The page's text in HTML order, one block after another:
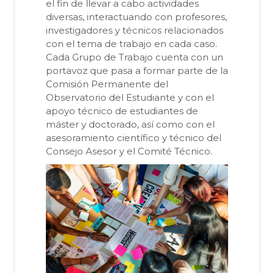
el fin de llevar a cabo actividades
diversas, interactuando con profesores,
investigadores y técnicos relacionados
con el tema de trabajo en cada caso.
Cada Grupo de Trabajo cuenta con un
portavoz que pasa a formar parte de la
Comisión Permanente del
Observatorio del Estudiante y con el
apoyo técnico de estudiantes de
máster y doctorado, así como con el
asesoramiento científico y técnico del
Consejo Asesor y el Comité Técnico.